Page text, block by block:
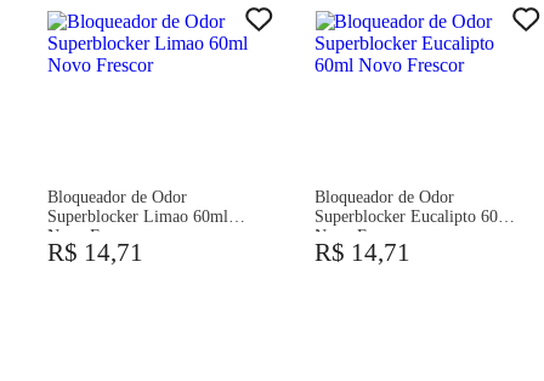
Bloqueador de Odor
Superblocker Limao 60ml
Novo Frescor
R$ 14,71
Bloqueador de Odor
Superblocker Eucalipto 60ml
Novo Frescor
R$ 14,71